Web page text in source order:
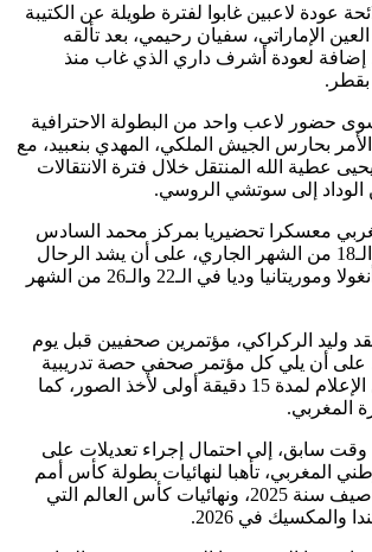
عودة لاعبين غابوا لفترة طويلة عن الكتيبة
الإماراتي، سفيان رحيمي، بعد تألقه
إضافة لعودة أشرف داري الذي غاب منذ
بقطر.
حضور لاعب واحد من البطولة الاحترافية
بحارس الجيش الملكي، المهدي بنعبيد، مع
عطية الله المنتقل خلال فترة الانتقالات
الوداد إلى سوتشي الروسي.
معسكرا تحضيريا بمركز محمد السادس
بالمعمورة بداية من الـ18 من الشهر الجاري، على أن يشد الرحال
إلى أكادير لمواجهة أنغولا وموريتانيا وديا في الـ22 والـ26 من الشهر
وليد الركراكي، مؤتمرين صحفيين قبل يوم
على أن يلي كل مؤتمر صحفي حصة تدريبية
مفتوحة أمام وسائل الإعلام لمدة 15 دقيقة أولى لأخذ الصور، كما
المغربي.
سابق، إلى احتمال إجراء تعديلات على
المغربي، تأهبا لنهائيات بطولة كأس أمم
أفريقيا في المغرب صيف سنة 2025، ونهائيات كأس العالم التي
والمكسيك في 2026.